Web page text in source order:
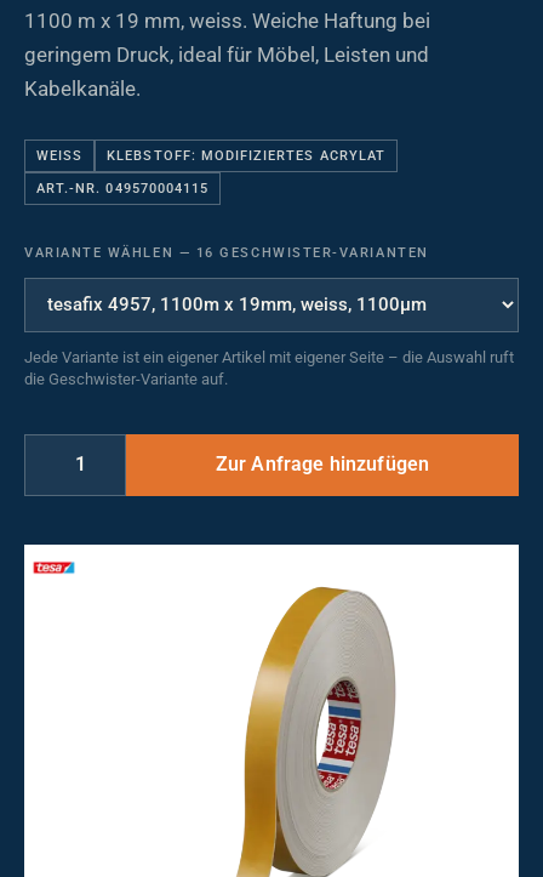
1100 m x 19 mm, weiss. Weiche Haftung bei
geringem Druck, ideal für Möbel, Leisten und
Kabelkanäle.
WEISS KLEBSTOFF: MODIFIZIERTES ACRYLAT
ART.-NR. 049570004115
VARIANTE WÄHLEN — 16 GESCHWISTER-VARIANTEN
Jede Variante ist ein eigener Artikel mit eigener Seite – die Auswahl ruft
die Geschwister-Variante auf.